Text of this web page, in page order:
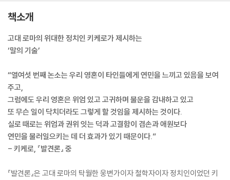
책소개
고대 로마의 위대한 정치인 키케로가 제시하는
‘말의 기술’
“열여섯 번째 논소는 우리 영혼이 타인들에게 연민을 느끼고 있음을 보여
주고,
그럼에도 우리 영혼은 위엄 있고 고귀하며 불운을 감내하고 있고
또 무슨 일이 닥치더라도 그렇게 할 것임을 제시하는 것이다.
실로 때로는 위엄과 권위 잇는 덕과 고결함이 겸손과 애원보다
연민을 불러일으키는 데 더 효과가 있기 때문이다.”
- 키케로, 『발견론』 중
『발견론』은 고대 로마의 탁월한 웅변가이자 철학자이자 정치인이었던 키